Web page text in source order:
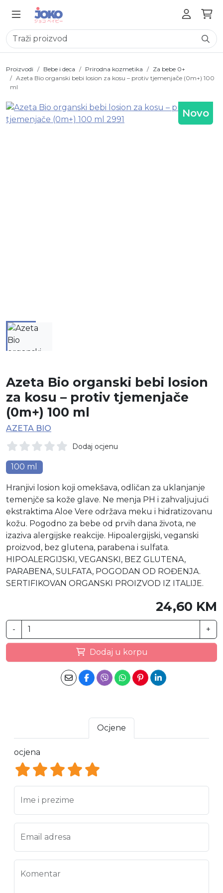
Proizvodi Bebe i deca Prirodna kozmetika
Za bebe 0+
Azeta Bio organski bebi losion za kosu – protiv tjemenjače (0m+) 100
ml
Novo
Azeta Bio organski bebi losion
za kosu – protiv tjemenjače
(0m+) 100 ml
AZETA BIO
Dodaj ocjenu
100 ml
Hranjivi losion koji omekšava, odličan za uklanjanje
temenjče sa kože glave. Ne menja PH i zahvaljujući
ekstraktima Aloe Vere održava meku i hidratizovanu
kožu. Pogodno za bebe od prvih dana života, ne
izaziva alergijske reakcije. Hipoalergijski, veganski
proizvod, bez glutena, parabena i sulfata.
HIPOALERGIJSKI, VEGANSKI, BEZ GLUTENA,
PARABENA, SULFATA, POGODAN OD ROĐENJA.
SERTIFIKOVAN ORGANSKI PROIZVOD IZ ITALIJE.
24,60 KM
- +
Dodaj u korpu
Ocjene
ocjena
ocjena 5
ocjena 4
ocjena 3
ocjena 2
ocjena 1
Ime i prezime
Email adresa
Komentar